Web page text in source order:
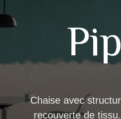
Chaise avec
recouverte de